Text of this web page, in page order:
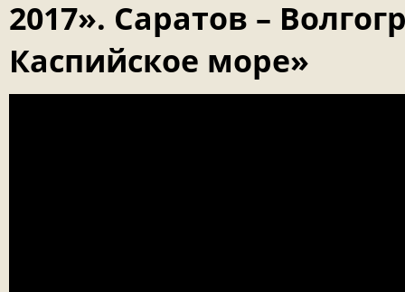
2017». Саратов –
Каспийское море»